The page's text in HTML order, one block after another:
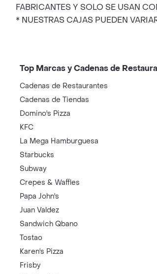
FABRICANTES Y SOLO SE USAN
* NUESTRAS CAJAS PUEDEN
Top Marcas y Cadenas de
Cadenas de Restaurantes
Cadenas de Tiendas
Domino's Pizza
KFC
La Mega Hamburguesa
Starbucks
Subway
Crepes & Waffles
Papa John's
Juan Valdez
Sandwich Qbano
Tostao
Karen's Pizza
Frisby